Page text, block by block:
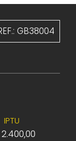
GB38004
IPTU